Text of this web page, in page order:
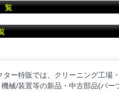
覧
ター特販では、クリーニング工場
械/装置等の新品・中古部品(パー